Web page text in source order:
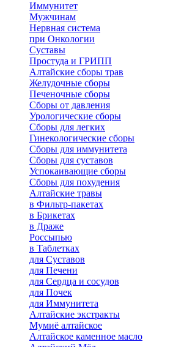
Иммунитет
Мужчинам
Нервная система
при Онкологии
Суставы
Простуда и ГРИПП
Алтайские сборы трав
Желудочные сборы
Печеночные сборы
Сборы от давления
Урологические сборы
Сборы для легких
Гинекологические сборы
Сборы для иммунитета
Сборы для суставов
Успокаивающие сборы
Сборы для похудения
Алтайские травы
в Фильтр-пакетах
в Брикетах
в Драже
Россыпью
в Таблетках
для Cуставов
для Печени
для Сердца и сосудов
для Почек
для Иммунитета
Алтайские экстракты
Мумиё алтайское
Алтайское каменное масло